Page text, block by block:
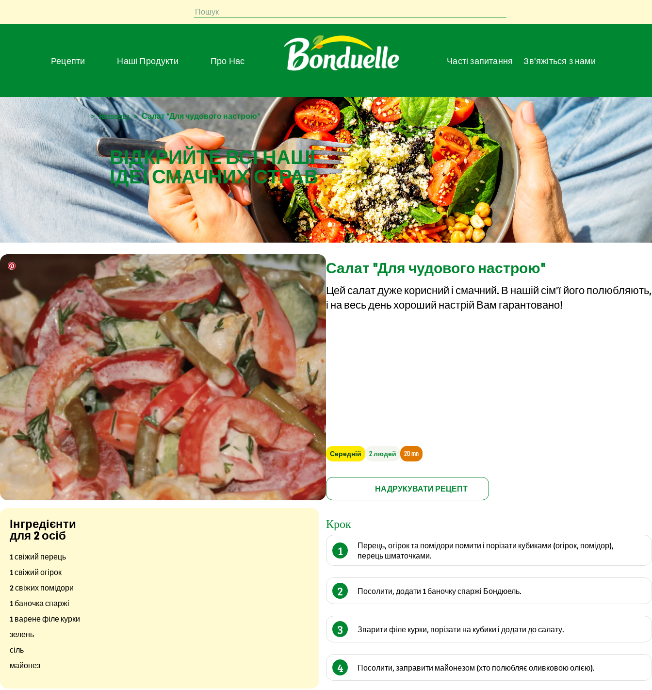
Пошук
Рецепти Наші Продукти Про Нас Часті запитання Зв'яжіться з нами
> Retsepty > Салат "Для чудового настрою"
ВІДКРИЙТЕ ВСІ НАШІ
ІДЕЇ СМАЧНИХ СТРАВ
Салат "Для чудового настрою"
Цей салат дуже корисний і смачний. В нашій сім'ї його полюбляють,
і на весь день хороший настрій Вам гарантовано!
Середній 2 людей 20 mn
НАДРУКУВАТИ РЕЦЕПТ
Інгредієнти
для 2 осіб
1 свіжий перець
1 свіжий огірок
2 свіжих помідори
1 баночка спаржі
1 варене філе курки
зелень
сіль
майонез
Крок
1
Перець, огірок та помідори помити і порізати кубиками (огірок, помідор),
перець шматочками.
2 Посолити, додати 1 баночку спаржі Бондюель.
3 Зварити філе курки, порізати на кубики і додати до салату.
4 Посолити, заправити майонезом (хто полюбляє оливковою олією).